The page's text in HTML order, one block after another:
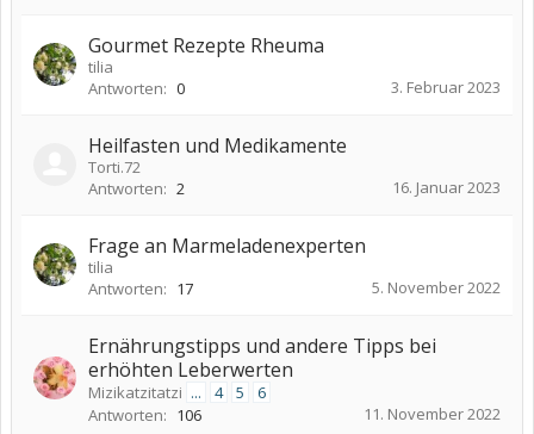
Gourmet Rezepte Rheuma
tilia
Antworten: 0 3. Februar 2023
Heilfasten und Medikamente
Torti.72
Antworten: 2 16. Januar 2023
Frage an Marmeladenexperten
tilia
Antworten: 17 5. November 2022
Ernährungstipps und andere Tipps bei
erhöhten Leberwerten
Mizikatzitatzi ... 4 5
6
Antworten: 106 11. November 2022